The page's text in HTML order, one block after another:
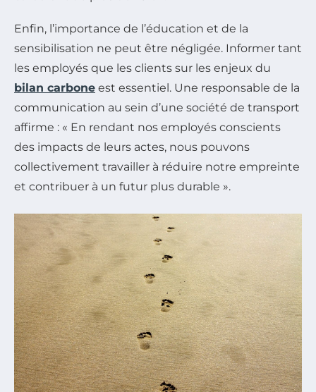
Enfin, l’importance de l’éducation et de la
sensibilisation ne peut être négligée. Informer tant
les employés que les clients sur les enjeux du
bilan carbone est essentiel. Une responsable de la
communication au sein d’une société de transport
affirme : « En rendant nos employés conscients
des impacts de leurs actes, nous pouvons
collectivement travailler à réduire notre empreinte
et contribuer à un futur plus durable ».